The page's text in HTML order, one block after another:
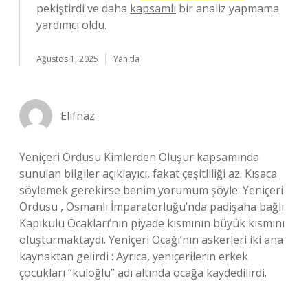
pekiştirdi ve daha kapsamlı bir analiz yapmama
yardımcı oldu.
Ağustos 1, 2025 Yanıtla
Elifnaz
Yeniçeri Ordusu Kimlerden Oluşur kapsamında
sunulan bilgiler açıklayıcı, fakat çeşitliliği az. Kısaca
söylemek gerekirse benim yorumum şöyle: Yeniçeri
Ordusu , Osmanlı İmparatorluğu’nda padişaha bağlı
Kapıkulu Ocakları’nın piyade kısmının büyük kısmını
oluşturmaktaydı. Yeniçeri Ocağı’nın askerleri iki ana
kaynaktan gelirdi : Ayrıca, yeniçerilerin erkek
çocukları “kuloğlu” adı altında ocağa kaydedilirdi.